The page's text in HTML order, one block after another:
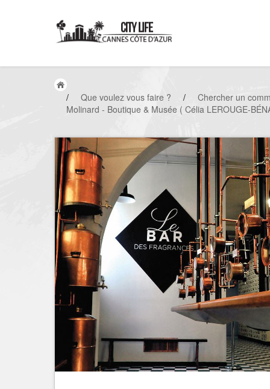
/ Que voulez vous faire ? /
Chercher un
Molinard - Boutique & Musée ( Célia LEROUGE-